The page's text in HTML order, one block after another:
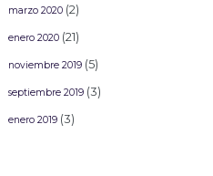
marzo 2020(2)
enero 2020(21)
noviembre 2019(5)
septiembre 2019(3)
enero 2019(3)